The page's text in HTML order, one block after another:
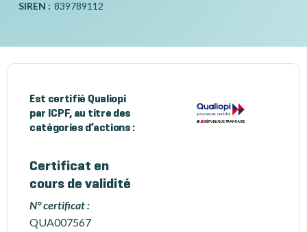
SIREN : 839789112
Est certifié Qualiopi
par ICPF, au titre des
catégories d’actions :
Certificat en
cours de validité
N° certificat :
QUA007567